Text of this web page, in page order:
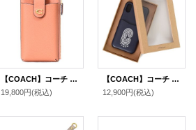
【COACH】コーチ レザー エッセンシャル フォン iPhone スマホ ポーチ ロゴ ウォレット 長財布 フェイディドオレンジ〔日本未発売〕
19,800円(税込)
【COACH】コーチ カーフレザー リフレクティブ ロゴ パッチ ポケット付き iPhoneX/Xs（iPhone10/10s）専用 ケース ミッドナイトネイビーマルチ〔日本未発売〕
12,900円(税込)